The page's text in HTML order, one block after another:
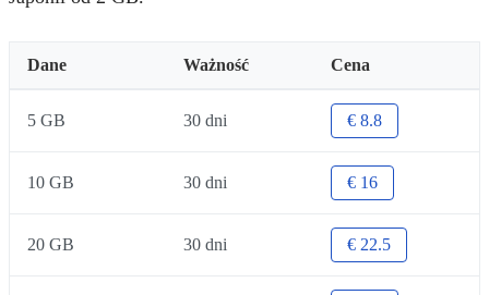
Dane Ważność Cena
5 GB 30 dni € 8.8
10 GB 30 dni € 16
20 GB 30 dni € 22.5